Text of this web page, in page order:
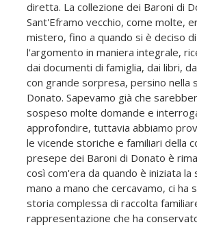
diretta. La collezione dei Baroni di
Sant'Eframo vecchio, come molte,
mistero, fino a quando si è deciso
l'argomento in maniera integrale,
dai documenti di famiglia, dai libri,
con grande sorpresa, persino nella
Donato. Sapevamo già che
sospeso molte domande e
approfondire, tuttavia abbiamo
le vicende storiche e familiari della
presepe dei Baroni di Donato è
così com'era da quando è iniziata la
mano a mano che cercavamo, ci ha
storia complessa di raccolta
rappresentazione che ha